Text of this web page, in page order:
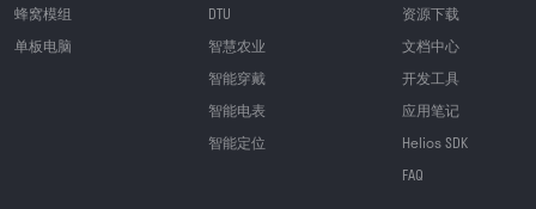
蜂窝模组
单板电脑
DTU
智慧农业
智能穿戴
智能电表
智能定位
资源下载
文档中心
开发工具
应用笔记
Helios SDK
FAQ